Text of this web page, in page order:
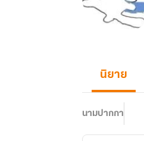
นิยาย
นามปากกา